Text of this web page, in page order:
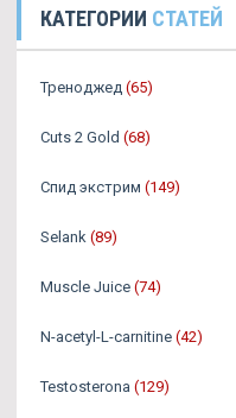
КАТЕГОРИИ СТАТЕЙ
Треноджед (65)
Cuts 2 Gold (68)
Спид экстрим (149)
Selank (89)
Muscle Juice (74)
N-acetyl-L-carnitine (42)
Testosterona (129)